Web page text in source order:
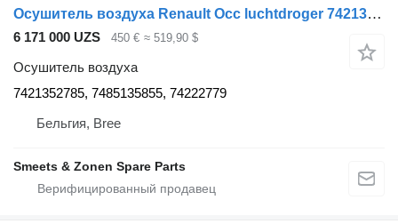
Осушитель воздуха Renault Occ luchtdroger 7421352785 для грузовика
6 171 000 UZS 450 € ≈ 519,90 $
Осушитель воздуха
7421352785, 7485135855, 74222779
Бельгия, Bree
Smeets & Zonen Spare Parts